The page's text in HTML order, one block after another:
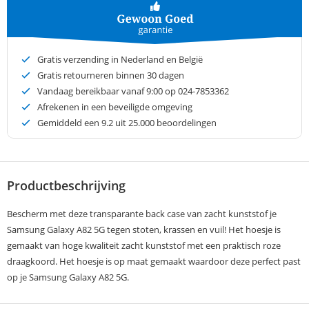
Gratis verzending in Nederland en België
Gratis retourneren binnen 30 dagen
Vandaag bereikbaar vanaf 9:00 op 024-7853362
Afrekenen in een beveiligde omgeving
Gemiddeld een 9.2 uit 25.000 beoordelingen
Productbeschrijving
Bescherm met deze transparante back case van zacht kunststof je
Samsung Galaxy A82 5G tegen stoten, krassen en vuil! Het hoesje is
gemaakt van hoge kwaliteit zacht kunststof met een praktisch roze
draagkoord. Het hoesje is op maat gemaakt waardoor deze perfect past
op je Samsung Galaxy A82 5G.